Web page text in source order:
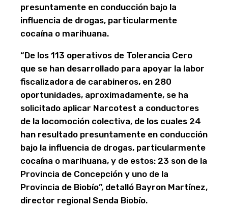
presuntamente en conducción bajo la
influencia de drogas, particularmente
cocaína o marihuana.
“De los 113 operativos de Tolerancia Cero
que se han desarrollado para apoyar la labor
fiscalizadora de carabineros, en 280
oportunidades, aproximadamente, se ha
solicitado aplicar Narcotest a conductores
de la locomoción colectiva, de los cuales 24
han resultado presuntamente en conducción
bajo la influencia de drogas, particularmente
cocaína o marihuana, y de estos: 23 son de la
Provincia de Concepción y uno de la
Provincia de Biobío”, detalló Bayron Martínez,
director regional Senda Biobío.